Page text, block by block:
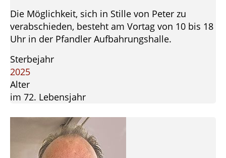
Die Möglichkeit, sich in Stille von Peter zu
verabschieden, besteht am Vortag von 10 bis 18
Uhr in der Pfandler Aufbahrungshalle.
Sterbejahr
2025
Alter
im 72. Lebensjahr